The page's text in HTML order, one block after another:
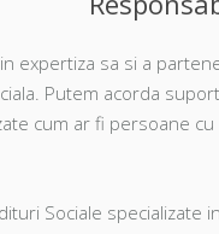
expertiza sa si a
Putem acorda
cum ar fi persoane
Sociale specializate in